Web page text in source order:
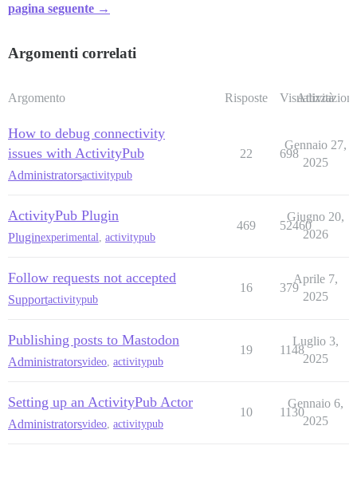
pagina seguente →
Argomenti correlati
Argomento Risposte Visualizzazioni
Attività
How to debug connectivity
issues with ActivityPub
Administratorsactivitypub
22 698
Gennaio 27,
2025
ActivityPub Plugin
Pluginexperimental, activitypub
469 52460
Giugno 20,
2026
Follow requests not accepted
Supportactivitypub
16 379
Aprile 7,
2025
Publishing posts to Mastodon
Administratorsvideo, activitypub
19 1148
Luglio 3,
2025
Setting up an ActivityPub Actor
Administratorsvideo, activitypub
10 1130
Gennaio 6,
2025